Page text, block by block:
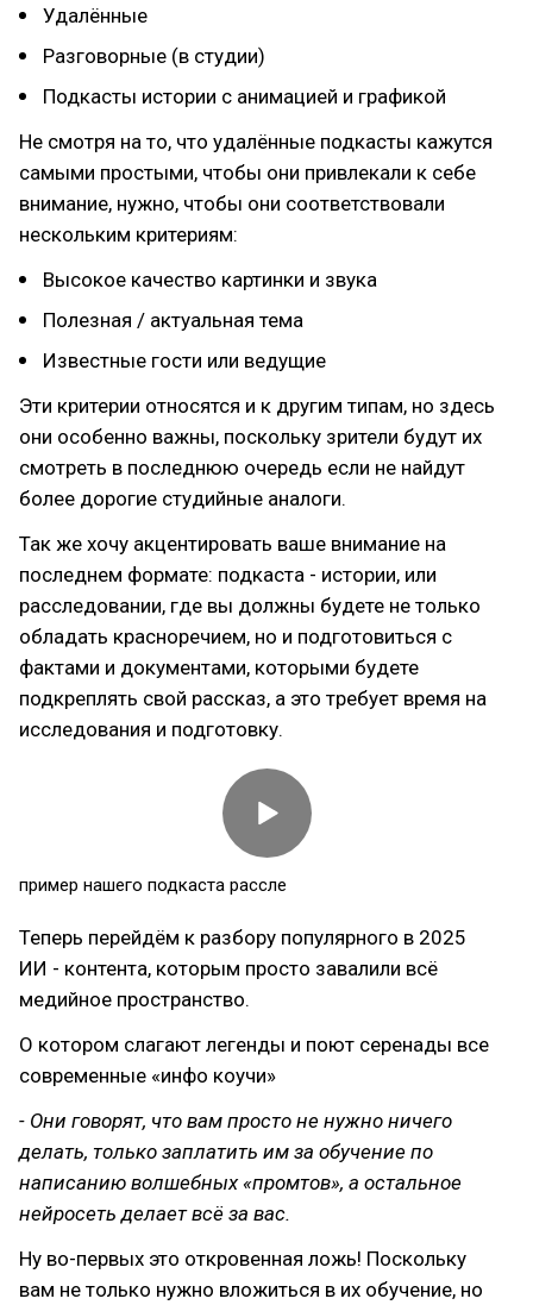
Удалённые
Разговорные (в студии)
Подкасты истории с анимацией и графикой
Не смотря на то, что удалённые подкасты кажутся
самыми простыми, чтобы они привлекали к себе
внимание, нужно, чтобы они соответствовали
нескольким критериям:
Высокое качество картинки и звука
Полезная / актуальная тема
Известные гости или ведущие
Эти критерии относятся и к другим типам, но здесь
они особенно важны, поскольку зрители будут их
смотреть в последнюю очередь если не найдут
более дорогие студийные аналоги.
Так же хочу акцентировать ваше внимание на
последнем формате: подкаста - истории, или
расследовании, где вы должны будете не только
обладать красноречием, но и подготовиться с
фактами и документами, которыми будете
подкреплять свой рассказ, а это требует время на
исследования и подготовку.
пример нашего подкаста рассле
Теперь перейдём к разбору популярного в 2025
ИИ - контента, которым просто завалили всё
медийное пространство.
О котором слагают легенды и поют серенады все
современные «инфо коучи»
- Они говорят, что вам просто не нужно ничего
делать, только заплатить им за обучение по
написанию волшебных «промтов», а остальное
нейросеть делает всё за вас.
Ну во-первых это откровенная ложь! Поскольку
вам не только нужно вложиться в их обучение, но